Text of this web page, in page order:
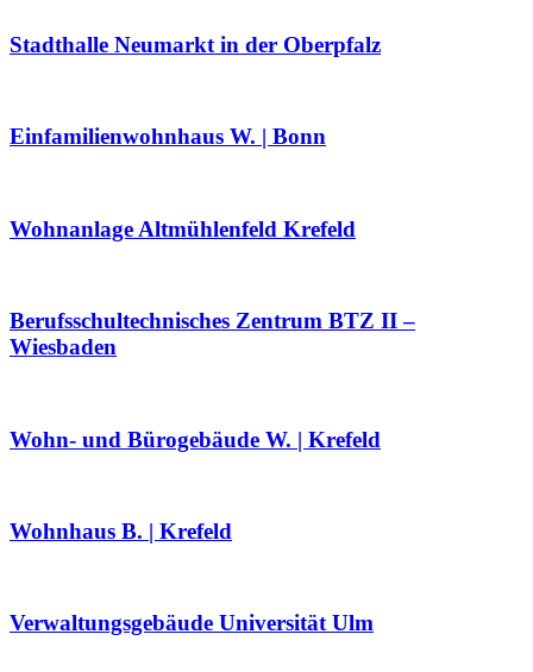
Stadthalle Neumarkt in der Oberpfalz
Einfamilienwohnhaus W. | Bonn
Wohnanlage Altmühlenfeld Krefeld
Berufsschultechnisches Zentrum BTZ II –
Wiesbaden
Wohn- und Bürogebäude W. | Krefeld
Wohnhaus B. | Krefeld
Verwaltungsgebäude Universität Ulm